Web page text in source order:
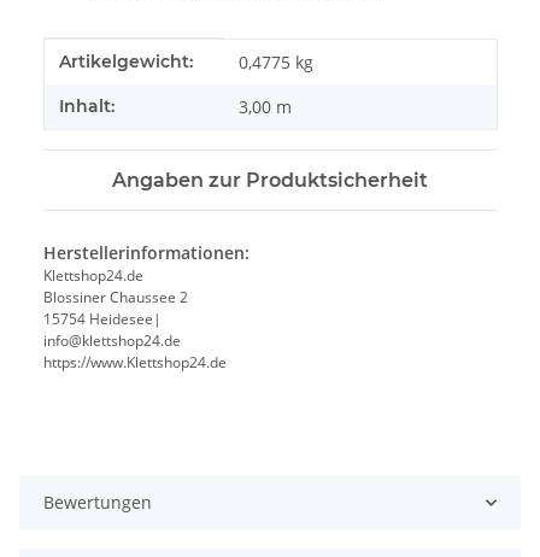
Produkteigenschaft
Wert
Artikelgewicht: 0,4775 kg
Inhalt: 3,00 m
Angaben zur Produktsicherheit
Herstellerinformationen:
Klettshop24.de
Blossiner Chaussee 2
15754 Heidesee|
info@klettshop24.de
https://www.Klettshop24.de
Bewertungen